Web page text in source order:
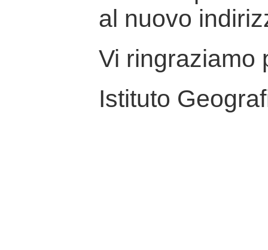
al nuovo
Vi ringraziamo
Istituto